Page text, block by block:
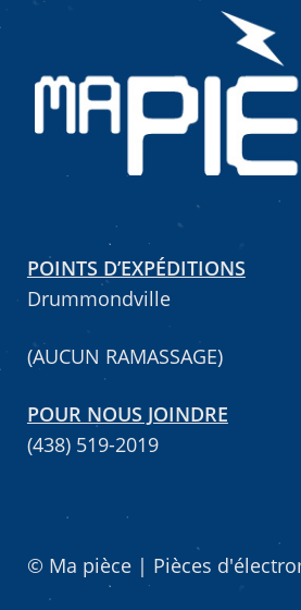
POINTS D’EXPÉDITIONS
Drummondville
(AUCUN RAMASSAGE)
POUR NOUS JOINDRE
(438) 519-2019
© Ma pièce | Pièces